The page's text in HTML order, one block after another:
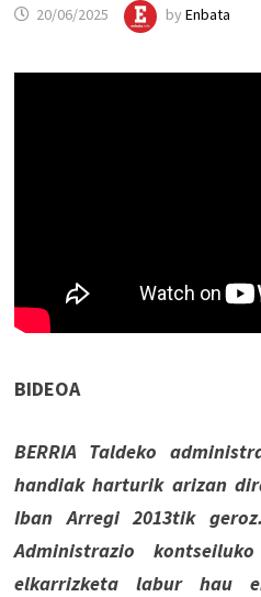
20/06/2025 by Enbata
BIDEOA
BERRIA Taldeko
handiak harturik arizan
Iban Arregi 2013tik
Administrazio
elkarrizketa labur hau